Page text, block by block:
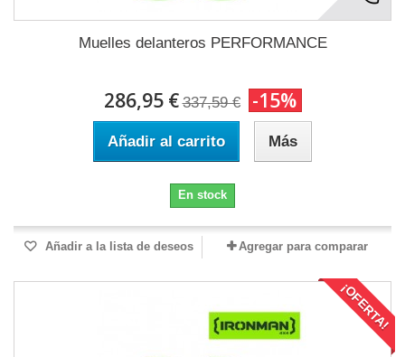
Muelles delanteros PERFORMANCE
286,95 € 337,59 € -15%
Añadir al carrito Más
En stock
Añadir a la lista de deseos Agregar para comparar
¡OFERTA!